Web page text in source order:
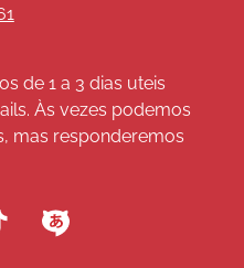
de 1 a 3 dias uteis
Às vezes podemos
mas responderemos